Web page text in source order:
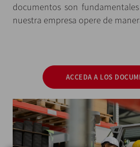
documentos son
nuestra empresa opere de
ACCEDA A LOS